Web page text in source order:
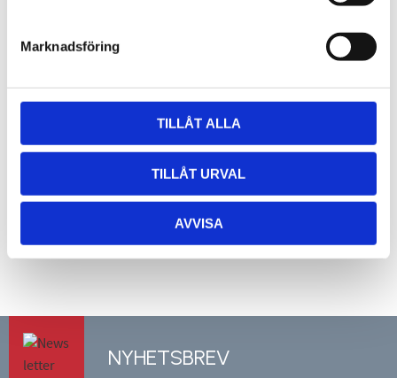
Marknadsföring
TILLÅT ALLA
TILLÅT URVAL
AVVISA
Snipstång 30°, djup: 25 mm
Lägg till i favoriter
Spårtång 3x15 mm
Idealisk för spårklipp i zink och
1 789
NYHETSBREV